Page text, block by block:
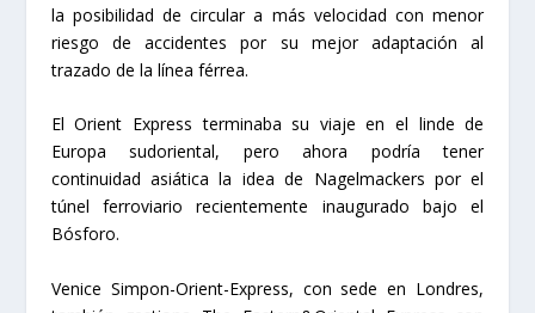
la posibilidad de circular a más velocidad con menor
riesgo de accidentes por su mejor adaptación al
trazado de la línea férrea.
El Orient Express terminaba su viaje en el linde de
Europa sudoriental, pero ahora podría tener
continuidad asiática la idea de Nagelmackers por el
túnel ferroviario recientemente inaugurado bajo el
Bósforo.
Venice Simpon-Orient-Express, con sede en Londres,